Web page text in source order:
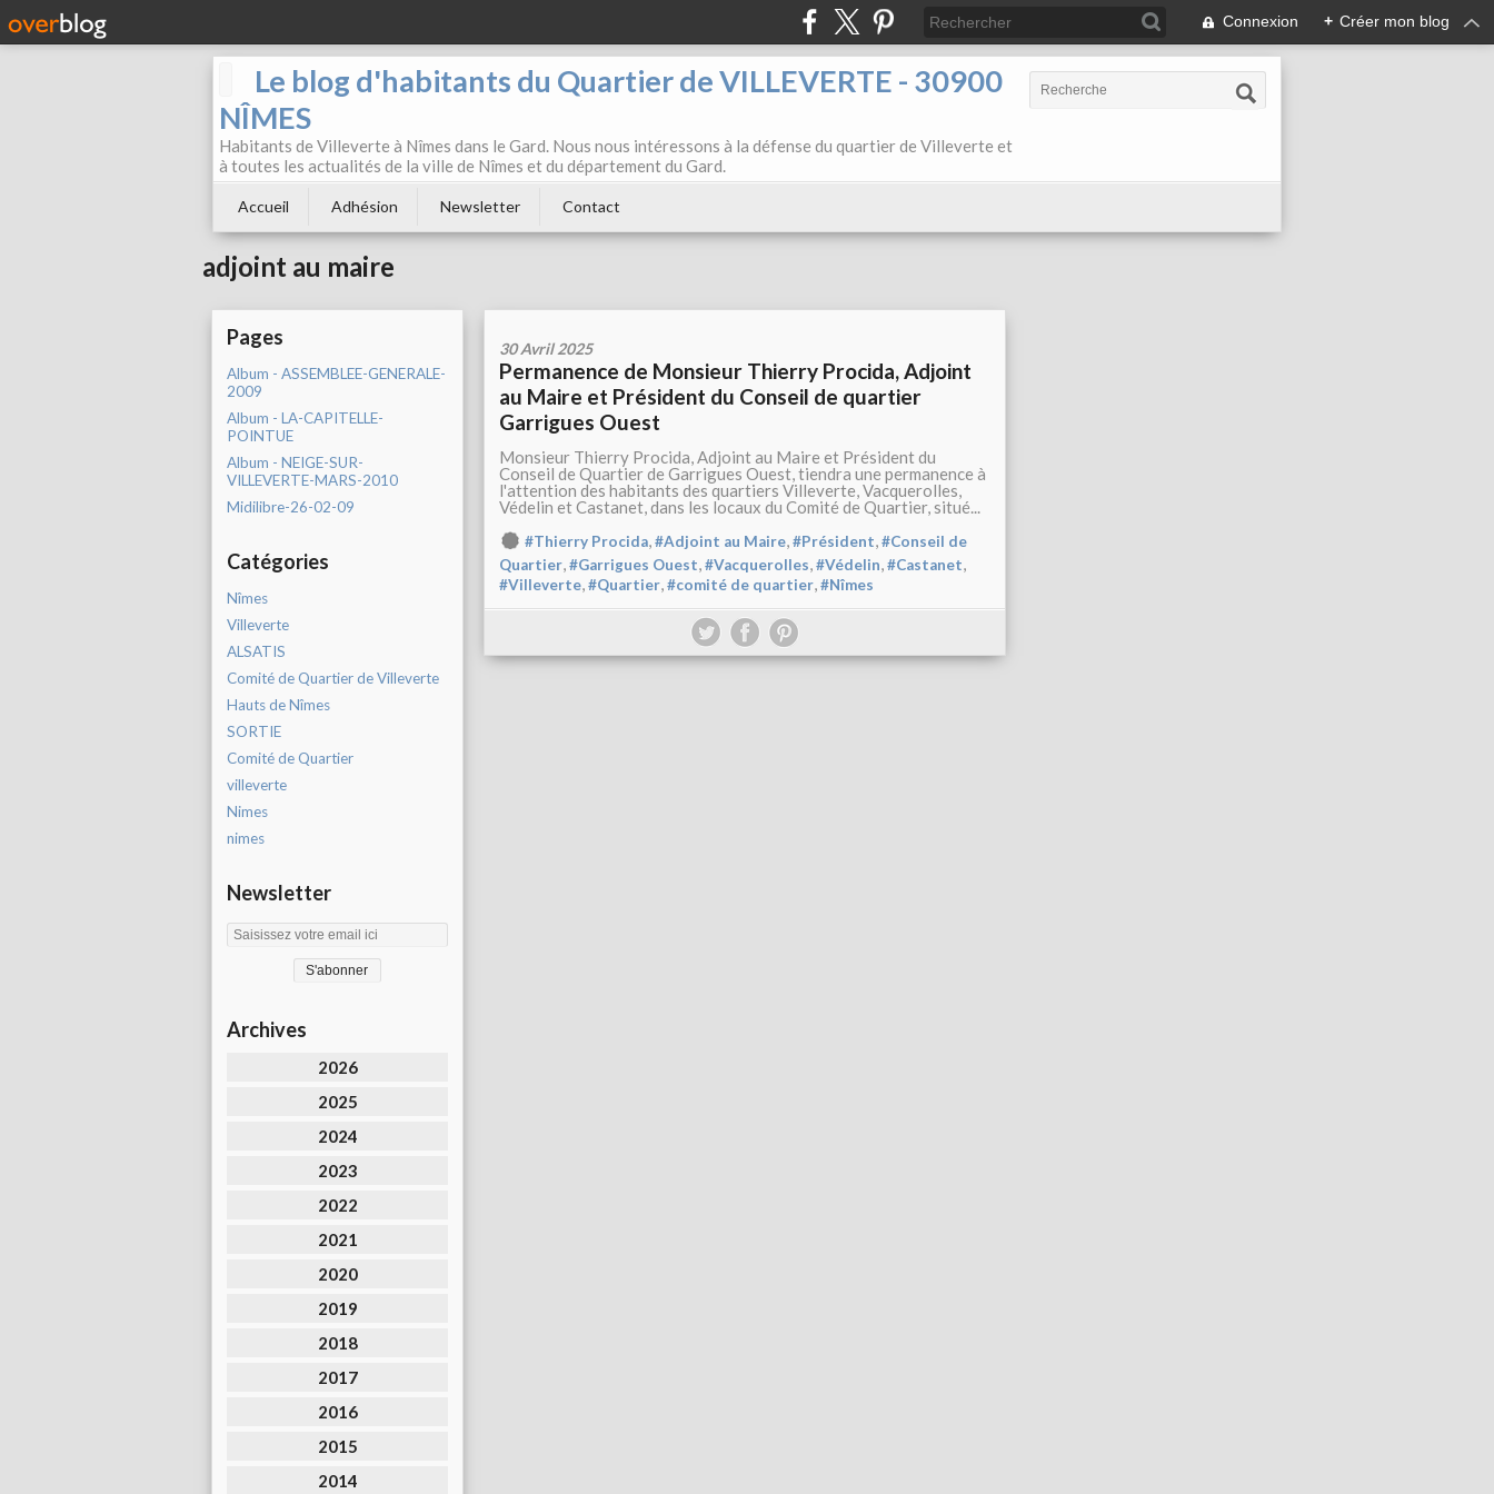
Connexion + Créer mon blog
Le blog d'habitants du Quartier de VILLEVERTE - 30900
NÎMES
Habitants de Villeverte à Nîmes dans le Gard. Nous nous intéressons à la défense du quartier de Villeverte et
à toutes les actualités de la ville de Nîmes et du département du Gard.
Accueil Adhésion Newsletter Contact
adjoint au maire
Pages
Album - ASSEMBLEE-GENERALE-
2009
Album - LA-CAPITELLE-
POINTUE
Album - NEIGE-SUR-
VILLEVERTE-MARS-2010
Midilibre-26-02-09
Catégories
Nîmes
Villeverte
ALSATIS
Comité de Quartier de Villeverte
Hauts de Nîmes
SORTIE
Comité de Quartier
villeverte
Nimes
nimes
Newsletter
Archives
2026
2025
2024
2023
2022
2021
2020
2019
2018
2017
2016
2015
2014
30 Avril 2025
Permanence de Monsieur Thierry Procida, Adjoint
au Maire et Président du Conseil de quartier
Garrigues Ouest
Monsieur Thierry Procida, Adjoint au Maire et Président du
Conseil de Quartier de Garrigues Ouest, tiendra une permanence à
l'attention des habitants des quartiers Villeverte, Vacquerolles,
Védelin et Castanet, dans les locaux du Comité de Quartier, situé...
#Thierry Procida,#Adjoint au Maire,#Président,#Conseil de
Quartier,#Garrigues Ouest,#Vacquerolles,#Védelin,#Castanet,
#Villeverte,#Quartier,#comité de quartier,#Nîmes